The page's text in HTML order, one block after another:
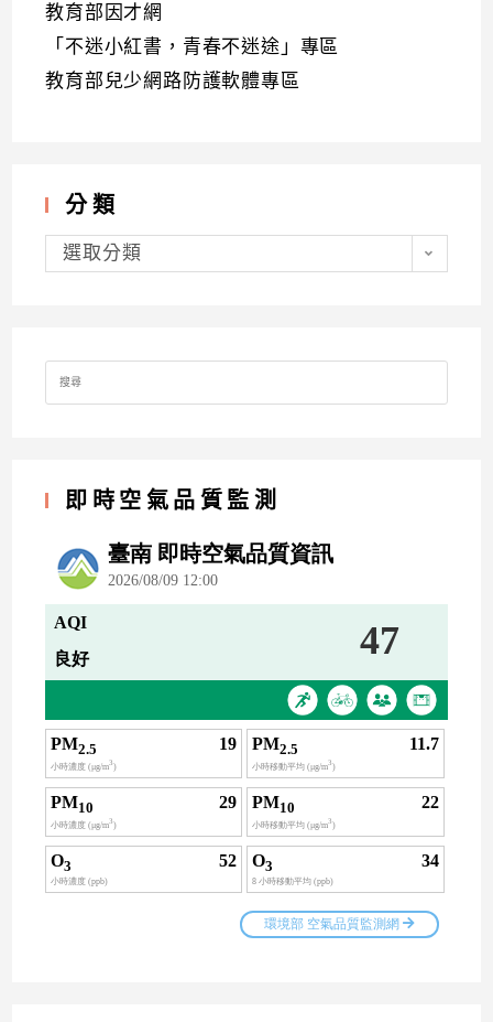
教育部因才網
「不迷小紅書，青春不迷途」專區
教育部兒少網路防護軟體專區
分類
分
類選取分類
Search
for:
即時空氣品質監測